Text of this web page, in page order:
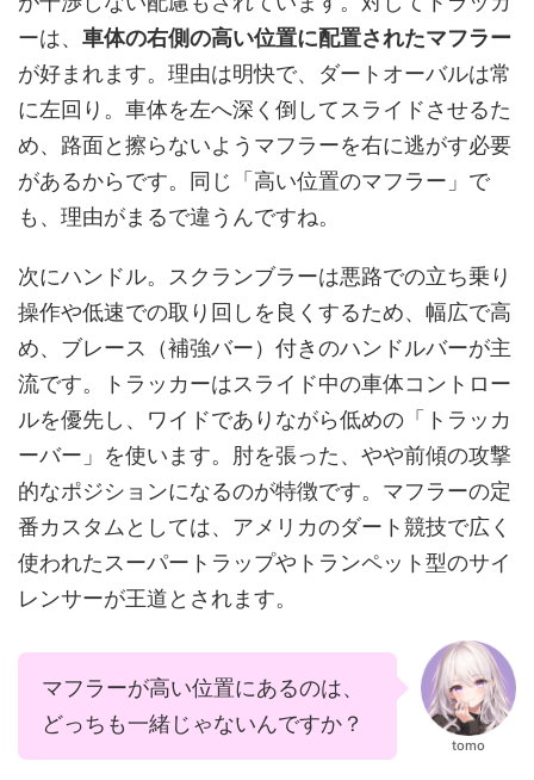
ーは、 車体の右側の高い位置に配置されたマフラー
が好まれます。理由は明快で、ダートオーバルは常
に左回り。車体を左へ深く倒してスライドさせるた
め、路面と擦らないようマフラーを右に逃がす必要
があるからです。同じ「高い位置のマフラー」で
も、理由がまるで違うんですね。
次にハンドル。スクランブラーは悪路での立ち乗り
操作や低速での取り回しを良くするため、幅広で高
め、ブレース（補強バー）付きのハンドルバーが主
流です。トラッカーはスライド中の車体コントロー
ルを優先し、ワイドでありながら低めの「トラッカ
ーバー」を使います。肘を張った、やや前傾の攻撃
的なポジションになるのが特徴です。マフラーの定
番カスタムとしては、アメリカのダート競技で広く
使われたスーパートラップやトランペット型のサイ
レンサーが王道とされます。
マフラーが高い位置にあるのは、
どっちも一緒じゃないんですか？
tomo